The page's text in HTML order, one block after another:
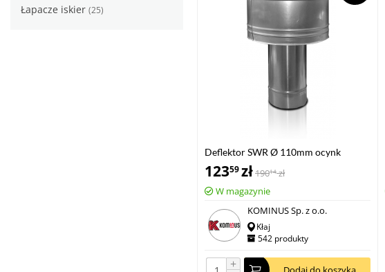
Łapacze iskier (25)
Deflektor SWR Ø 110mm ocynk
12359zł19014 zł
W magazynie
KOMINUS Sp. z o.o.
Kłaj
542 produkty
+